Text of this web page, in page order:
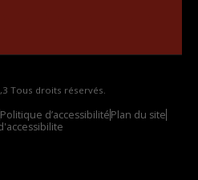
Tous droits réservés.
Politique d’accessibilitéPlan du site